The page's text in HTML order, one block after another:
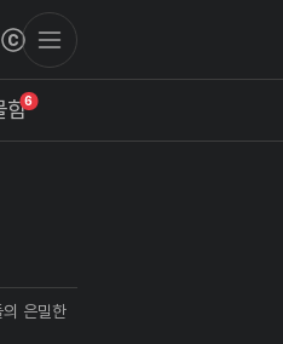
6
함
은밀한